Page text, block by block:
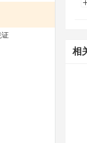
证
相